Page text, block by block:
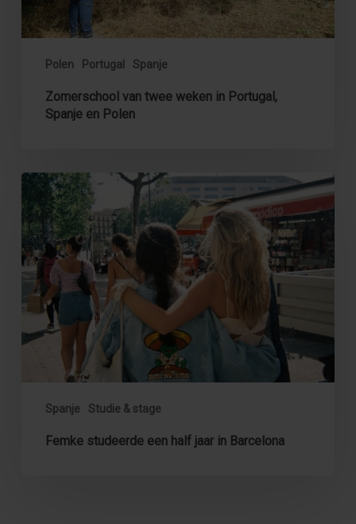
Polen Portugal Spanje
Zomerschool van twee weken in Portugal,
Spanje en Polen
Spanje Studie & stage
Femke
studeerde
een
half
jaar
in
Barcelona
Femke studeerde een half jaar in Barcelona